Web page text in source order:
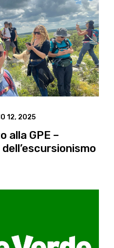
12, 2025
alla GPE –